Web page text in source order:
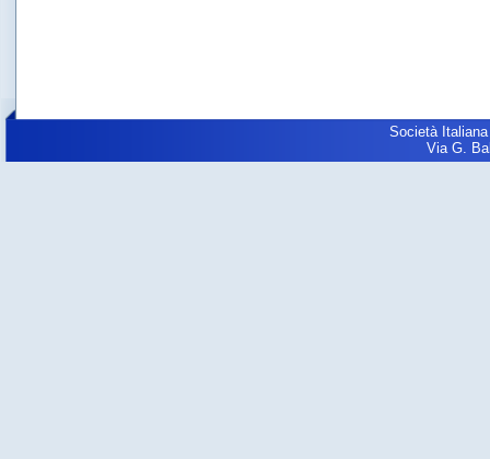
Società
Via G.